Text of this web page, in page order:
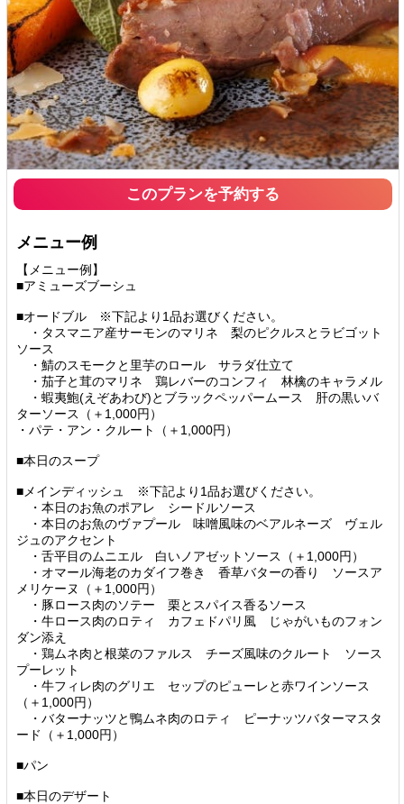
このプランを予約する
メニュー例
【メニュー例】
■アミューズブーシュ
■オードブル ※下記より1品お選びください。
・タスマニア産サーモンのマリネ 梨のピクルスとラビゴット
ソース
・鯖のスモークと里芋のロール サラダ仕立て
・茄子と茸のマリネ 鶏レバーのコンフィ 林檎のキャラメル
・蝦夷鮑(えぞあわび)とブラックペッパームース 肝の黒いバ
ターソース（＋1,000円）
・パテ・アン・クルート（＋1,000円）
■本日のスープ
■メインディッシュ ※下記より1品お選びください。
・本日のお魚のポアレ シードルソース
・本日のお魚のヴァプール 味噌風味のベアルネーズ ヴェル
ジュのアクセント
・舌平目のムニエル 白いノアゼットソース（＋1,000円）
・オマール海老のカダイフ巻き 香草バターの香り ソースア
メリケーヌ（＋1,000円）
・豚ロース肉のソテー 栗とスパイス香るソース
・牛ロース肉のロティ カフェドパリ風 じゃがいものフォン
ダン添え
・鶏ムネ肉と根菜のファルス チーズ風味のクルート ソース
プーレット
・牛フィレ肉のグリエ セップのピューレと赤ワインソース
（＋1,000円）
・バターナッツと鴨ムネ肉のロティ ピーナッツバターマスタ
ード（＋1,000円）
■パン
■本日のデザート